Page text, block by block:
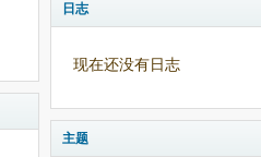
日志
现在还没有日志
主题